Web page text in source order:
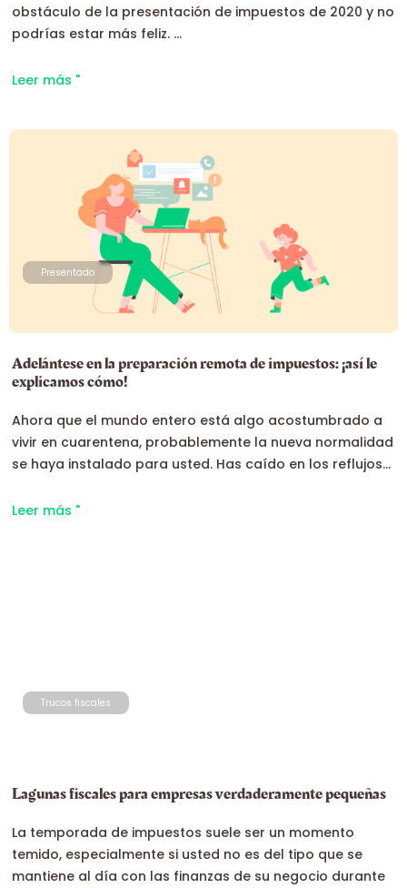
obstáculo de la presentación de impuestos de 2020 y no
podrías estar más feliz. ...
Leer más "
Presentado
Adelántese en la preparación remota de impuestos: ¡así le
explicamos cómo!
Ahora que el mundo entero está algo acostumbrado a
vivir en cuarentena, probablemente la nueva normalidad
se haya instalado para usted. Has caído en los reflujos...
Leer más "
Trucos fiscales
Lagunas fiscales para empresas verdaderamente pequeñas
La temporada de impuestos suele ser un momento
temido, especialmente si usted no es del tipo que se
mantiene al día con las finanzas de su negocio durante